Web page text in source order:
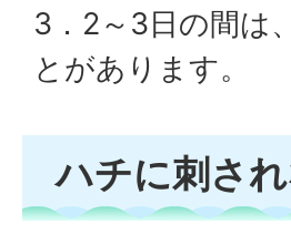
3．2～3日の間は
とがあります。
ハチに刺さ